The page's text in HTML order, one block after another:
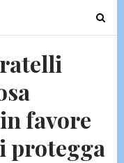
T
o
v
favore
protegga